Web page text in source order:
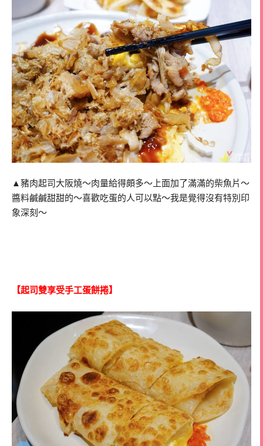
▲豬肉起司大阪燒～肉量給得頗多～上面加了滿滿的柴魚片～
醬料鹹鹹甜甜的～喜歡吃蛋的人可以點～我是覺得沒有特別印
象深刻～
【起司雙享受手工蛋餅捲】